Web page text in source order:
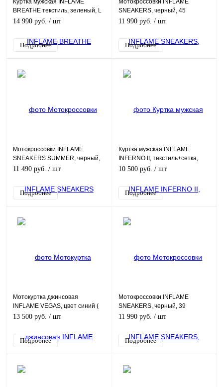
Куртка мужская INFLAME
BREATHE текстиль, зеленый, L
14 990 руб. / шт
Подробнее
Мотокроссовки INFLAME
SNEAKERS, черный, 45
11 990 руб. / шт
Подробнее
Мотокроссовки INFLAME
SNEAKERS SUMMER, черный,
44
11 490 руб. / шт
Подробнее
Куртка мужская INFLAME
INFERNO II, текстиль+сетка,
черный, L
10 500 руб. / шт
Подробнее
Мотокуртка джинсовая
INFLAME VEGAS, цвет синий (
размер XL )
13 500 руб. / шт
Подробнее
Мотокроссовки INFLAME
SNEAKERS, черный, 39
11 990 руб. / шт
Подробнее